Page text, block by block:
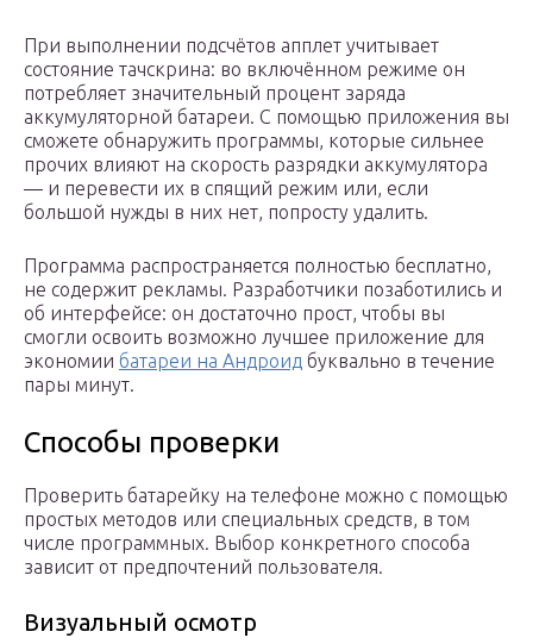
При выполнении подсчётов апплет учитывает
состояние тачскрина: во включённом режиме он
потребляет значительный процент заряда
аккумуляторной батареи. С помощью приложения вы
сможете обнаружить программы, которые сильнее
прочих влияют на скорость разрядки аккумулятора
— и перевести их в спящий режим или, если
большой нужды в них нет, попросту удалить.
Программа распространяется полностью бесплатно,
не содержит рекламы. Разработчики позаботились и
об интерфейсе: он достаточно прост, чтобы вы
смогли освоить возможно лучшее приложение для
экономии батареи на Андроид буквально в течение
пары минут.
Способы проверки
Проверить батарейку на телефоне можно с помощью
простых методов или специальных средств, в том
числе программных. Выбор конкретного способа
зависит от предпочтений пользователя.
Визуальный осмотр